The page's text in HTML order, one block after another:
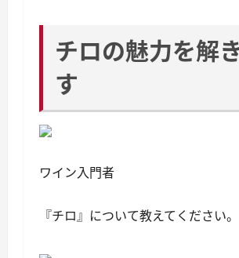
チロの魅力を解
す
ワイン入門者
『チロ』について教えてください。